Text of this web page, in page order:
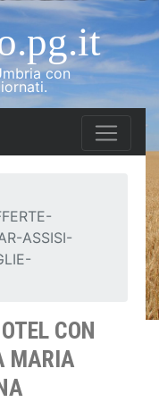
con
ASSISI-
CON
MARIA